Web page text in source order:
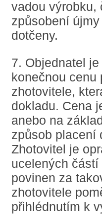
vadou výrobku,
způsobení
dotčeny.
7. Objednatel
konečnou cenu
zhotovitele,
dokladu. Cena
anebo na
způsob placení
Zhotovitel je
ucelených
povinen za
zhotovitele
přihlédnutím k